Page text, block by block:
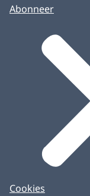
Abonneer
Cookies